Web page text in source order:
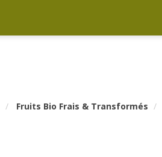
Fruits Bio Frais & Transformés